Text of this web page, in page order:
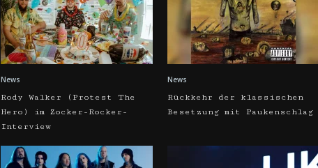
News
Rody Walker (Protest The
Hero) im Zocker-Rocker-
Interview
News
Rückkehr der klassischen
Besetzung mit Paukenschlag